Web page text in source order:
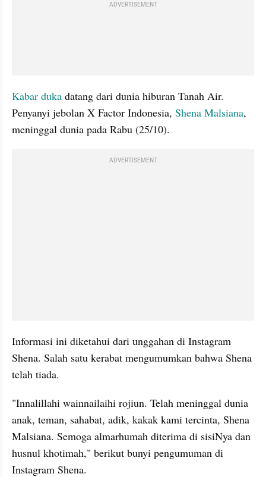
ADVERTISEMENT
Kabar duka datang dari dunia hiburan Tanah Air.
Penyanyi jebolan X Factor Indonesia, Shena Malsiana,
meninggal dunia pada Rabu (25/10).
ADVERTISEMENT
Informasi ini diketahui dari unggahan di Instagram
Shena. Salah satu kerabat mengumumkan bahwa Shena
telah tiada.
"Innalillahi wainnailaihi rojiun. Telah meninggal dunia
anak, teman, sahabat, adik, kakak kami tercinta, Shena
Malsiana. Semoga almarhumah diterima di sisiNya dan
husnul khotimah," berikut bunyi pengumuman di
Instagram Shena.